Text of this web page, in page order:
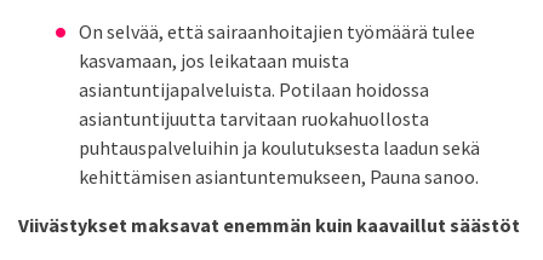
On selvää, että sairaanhoitajien työmäärä tulee
kasvamaan, jos leikataan muista
asiantuntijapalveluista. Potilaan hoidossa
asiantuntijuutta tarvitaan ruokahuollosta
puhtauspalveluihin ja koulutuksesta laadun sekä
kehittämisen asiantuntemukseen, Pauna sanoo.
Viivästykset maksavat enemmän kuin kaavaillut säästöt